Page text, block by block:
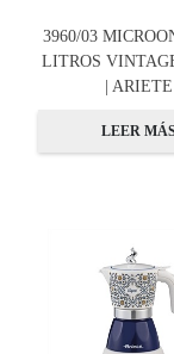
3960/03
LITROS
| ARIETE
LEER